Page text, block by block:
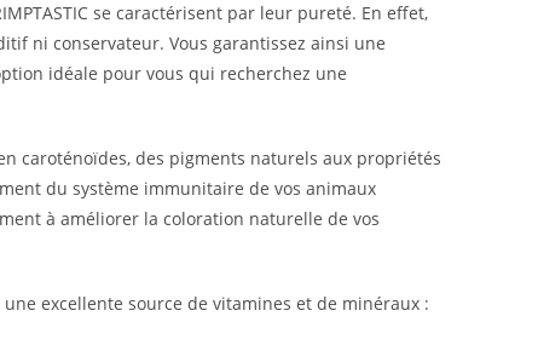
se caractérisent par leur pureté. En effet,
ni conservateur. Vous garantissez ainsi une
idéale pour vous qui recherchez une
caroténoïdes, des pigments naturels aux propriétés
du système immunitaire de vos animaux
à améliorer la coloration naturelle de vos
excellente source de vitamines et de minéraux :